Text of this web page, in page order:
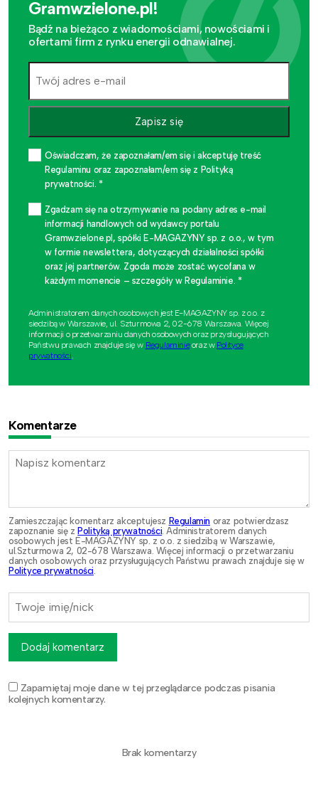
Gramwzielone.pl!
Bądź na bieżąco z wiadomościami, nowościami i
ofertami firm z rynku energii odnawialnej.
Zapisz się
Oświadczam, że zapoznałam/em się i akceptuję treść
Regulaminu oraz zapoznałam/em się z Polityką
prywatności. *
Zgadzam się na otrzymywanie na podany adres e-mail
informacji handlowych od wydawcy portalu
Gramwzielone.pl, spółki E-MAGAZYNY sp. z o.o., w tym
w formie newslettera, dotyczących działalności spółki
oraz jej partnerów. Zgoda może zostać wycofana w
każdym momencie – szczegóły w Regulaminie. *
Administratorem danych osobowych jest E-MAGAZYNY sp. z o.o. z
siedzibą w Warszawie, ul. Szturmowa 2, 02-678 Warszawa. Więcej
informacji o przetwarzaniu danych osobowych oraz przysługujących
Państwu prawach znajduje się w Regulaminieoraz w Polityce
prywatności.
Komentarze
Zamieszczając komentarz akceptujesz Regulamin oraz potwierdzasz
zapoznanie się zPolityką prywatności . Administratorem danych
osobowych jest E-MAGAZYNY sp. z o.o. z siedzibą w Warszawie,
ul.Szturmowa 2, 02-678 Warszawa. Więcej informacji o przetwarzaniu
danych osobowych oraz przysługujących Państwu prawach znajduje się w
Polityce prywatności
Zapamiętaj moje dane w tej przeglądarce podczas pisania
kolejnych komentarzy.
Dodaj komentarz
Brak komentarzy